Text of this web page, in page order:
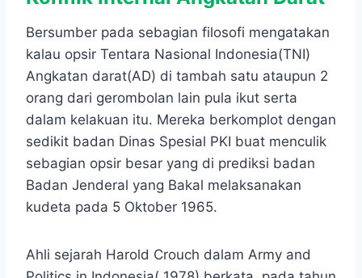
Bersumber pada sebagian filosofi mengatakan
kalau opsir Tentara Nasional Indonesia(TNI)
Angkatan darat(AD) di tambah satu ataupun 2
orang dari gerombolan lain pula ikut serta
dalam kelakuan itu. Mereka berkomplot dengan
sedikit badan Dinas Spesial PKI buat menculik
sebagian opsir besar yang di prediksi badan
Badan Jenderal yang Bakal melaksanakan
kudeta pada 5 Oktober 1965.
Ahli sejarah Harold Crouch dalam Army and